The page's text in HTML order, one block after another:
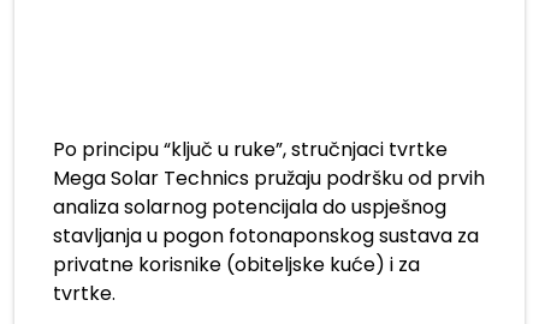
Po principu “ključ u ruke”, stručnjaci tvrtke
Mega Solar Technics pružaju podršku od prvih
analiza solarnog potencijala do uspješnog
stavljanja u pogon fotonaponskog sustava za
privatne korisnike (obiteljske kuće) i za
tvrtke.